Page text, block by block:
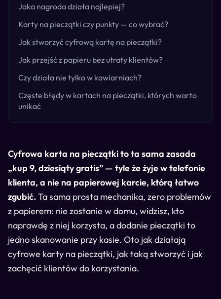
Jaka nagroda działa najlepiej?
Karty na pieczątki czy punkty — co wybrać?
Jak stworzyć cyfrową kartę na pieczątki?
Jak przejść z papieru bez utraty klientów?
Czy działa nie tylko w kawiarniach?
Częste błędy w kartach na pieczątki, których warto
unikać
Cyfrowa karta na pieczątki to ta sama zasada
„kup 9, dziesiąty gratis” — tyle że żyje w telefonie
klienta, a nie na papierowej karcie, którą łatwo
zgubić. Ta sama prosta mechanika, zero problemów
z papierem: nie zostanie w domu, widzisz, kto
naprawdę z niej korzysta, a dodanie pieczątki to
jedno skanowanie przy kasie. Oto jak działają
cyfrowe karty na pieczątki, jak taką stworzyć i jak
zachęcić klientów do korzystania.